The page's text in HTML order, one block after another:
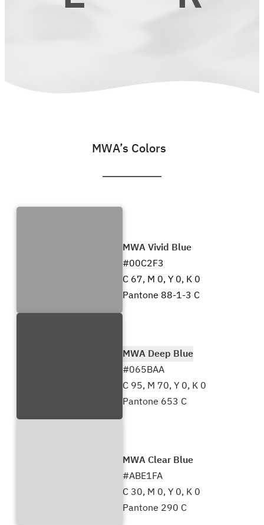
MWA’s Colors
MWA Vivid Blue
#00C2F3
C 67, M 0, Y 0, K 0
Pantone 88-1-3 C
MWA Deep Blue
#065BAA
C 95, M 70, Y 0, K 0
Pantone 653 C
MWA Clear Blue
#ABE1FA
C 30, M 0, Y 0, K 0
Pantone 290 C